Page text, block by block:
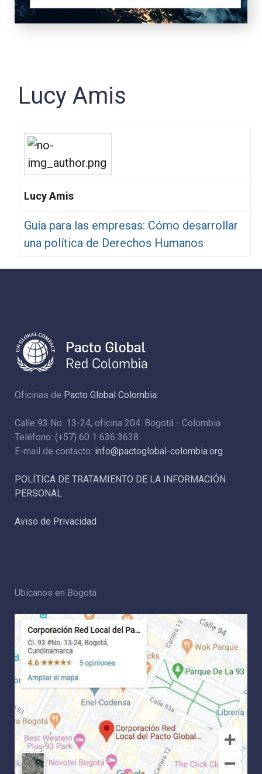
Lucy Amis
Lucy Amis
Guía para las empresas: Cómo desarrollar
una política de Derechos Humanos
Oficinas de Pacto Global Colombia:
Calle 93 No. 13-24, oficina 204. Bogotá - Colombia
Teléfono: (+57) 60 1 636 3638
E-mail de contacto: info@pactoglobal-colombia.org
POLÍTICA DE TRATAMIENTO DE LA INFORMACIÓN
PERSONAL
Aviso de Privacidad
Ubícanos en Bogotá